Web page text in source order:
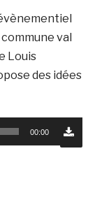
val
Louis
des idées
00:00